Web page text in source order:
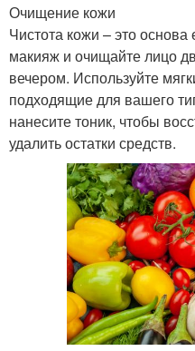
Очищение кожи
Чистота кожи – это
макияж и очищайте лицо
вечером. Используйте
подходящие для вашего
нанесите тоник, чтобы
удалить остатки средств.